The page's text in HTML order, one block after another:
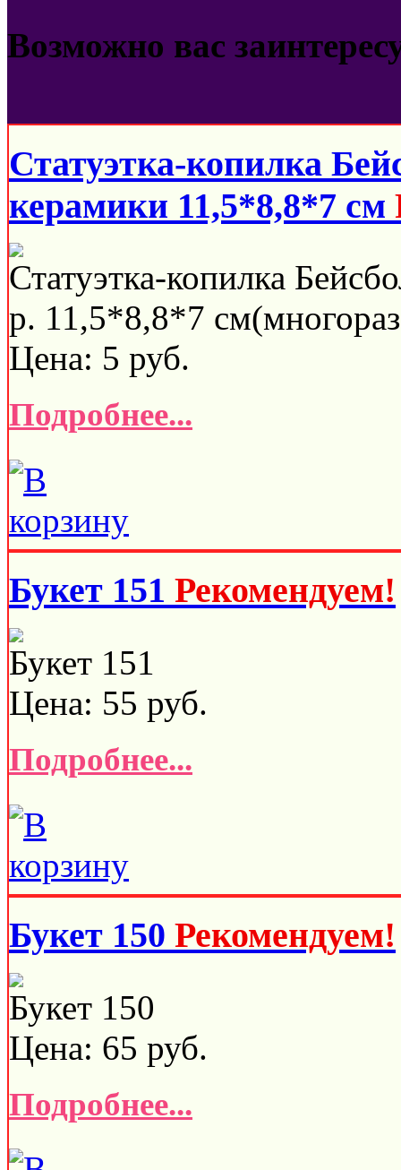
Возможно вас
Статуэтка-копилка
керамики 11,5*8,8*7 см
Статуэтка-копилка
р. 11,5*8,8*7
Цена: 5 руб.
Подробнее...
Букет 151 Рекомендуем!
Букет 151
Цена: 55 руб.
Подробнее...
Букет 150 Рекомендуем!
Букет 150
Цена: 65 руб.
Подробнее...